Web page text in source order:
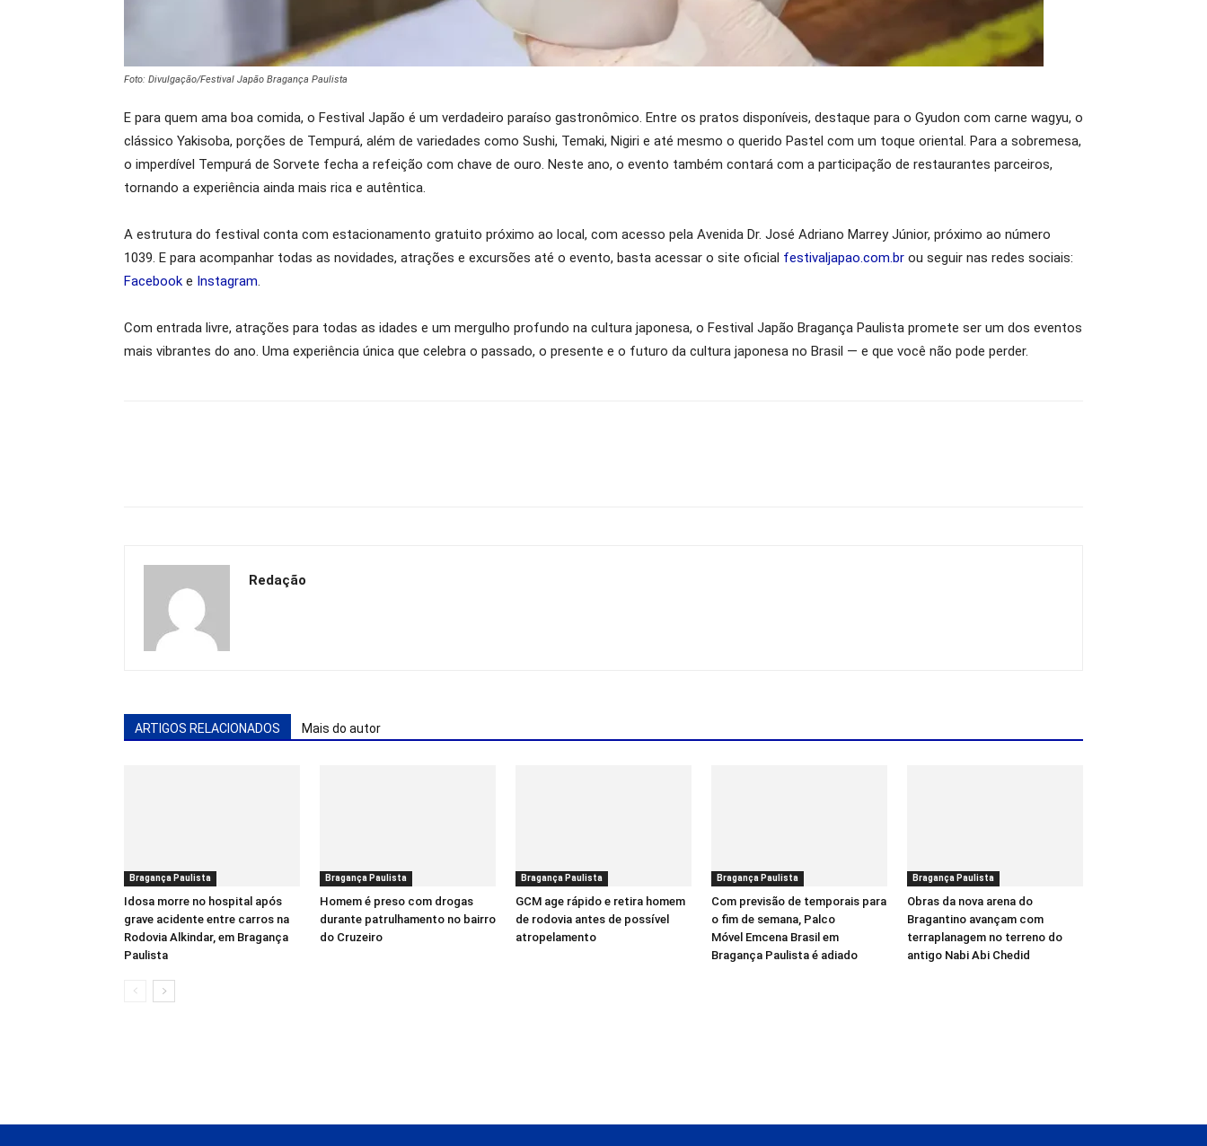
Foto: Divulgação/Festival Japão Bragança Paulista
E para quem ama boa comida, o Festival Japão é um verdadeiro paraíso gastronômico. Entre os pratos disponíveis, destaque para o Gyudon com carne wagyu, o
clássico Yakisoba, porções de Tempurá, além de variedades como Sushi, Temaki, Nigiri e até mesmo o querido Pastel com um toque oriental. Para a sobremesa,
o imperdível Tempurá de Sorvete fecha a refeição com chave de ouro. Neste ano, o evento também contará com a participação de restaurantes parceiros,
tornando a experiência ainda mais rica e autêntica.
A estrutura do festival conta com estacionamento gratuito próximo ao local, com acesso pela Avenida Dr. José Adriano Marrey Júnior, próximo ao número
1039. E para acompanhar todas as novidades, atrações e excursões até o evento, basta acessar o site oficial festivaljapao.com.br ou seguir nas redes sociais:
Facebook e Instagram.
Com entrada livre, atrações para todas as idades e um mergulho profundo na cultura japonesa, o Festival Japão Bragança Paulista promete ser um dos eventos
mais vibrantes do ano. Uma experiência única que celebra o passado, o presente e o futuro da cultura japonesa no Brasil — e que você não pode perder.
Redação
ARTIGOS RELACIONADOS Mais do autor
Bragança Paulista
Idosa morre no hospital após
grave acidente entre carros na
Rodovia Alkindar, em Bragança
Paulista
Bragança Paulista
Homem é preso com drogas
durante patrulhamento no bairro
do Cruzeiro
Bragança Paulista
GCM age rápido e retira homem
de rodovia antes de possível
atropelamento
Bragança Paulista
Com previsão de temporais para
o fim de semana, Palco
Móvel Emcena Brasil em
Bragança Paulista é adiado
Bragança Paulista
Obras da nova arena do
Bragantino avançam com
terraplanagem no terreno do
antigo Nabi Abi Chedid